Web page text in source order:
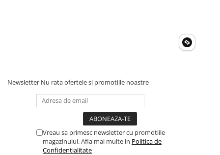
Newsletter Nu rata ofertele si promotiile noastre
Vreau sa primesc newsletter cu promotiile
magazinului. Afla mai multe in Politica de
Confidentialitate